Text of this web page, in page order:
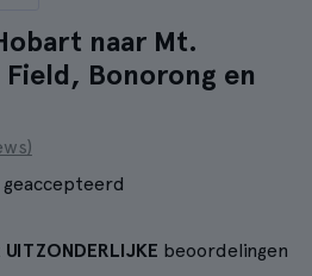
naar Mt.
Bonorong en
UITZONDERLIJKE beoordelingen